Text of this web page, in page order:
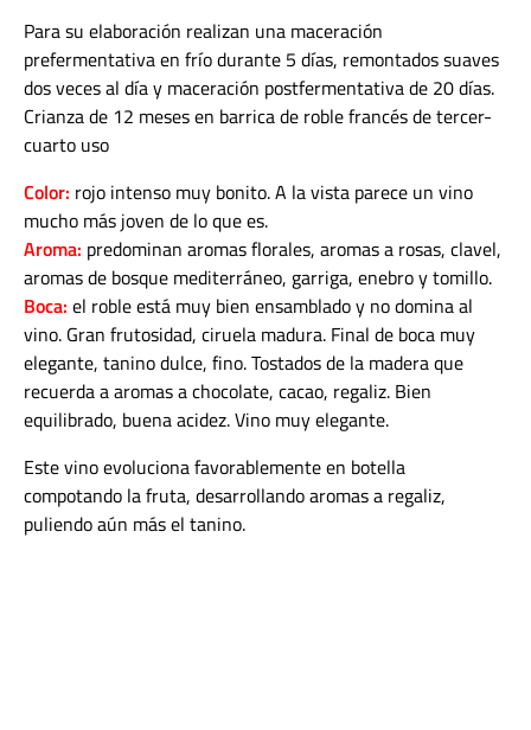
Para su elaboración realizan una maceración
prefermentativa en frío durante 5 días, remontados suaves
dos veces al día y maceración postfermentativa de 20 días.
Crianza de 12 meses en barrica de roble francés de tercer-
cuarto uso
Color: rojo intenso muy bonito. A la vista parece un vino
mucho más joven de lo que es.
Aroma: predominan aromas florales, aromas a rosas, clavel,
aromas de bosque mediterráneo, garriga, enebro y tomillo.
Boca: el roble está muy bien ensamblado y no domina al
vino. Gran frutosidad, ciruela madura. Final de boca muy
elegante, tanino dulce, fino. Tostados de la madera que
recuerda a aromas a chocolate, cacao, regaliz. Bien
equilibrado, buena acidez. Vino muy elegante.
Este vino evoluciona favorablemente en botella
compotando la fruta, desarrollando aromas a regaliz,
puliendo aún más el tanino.